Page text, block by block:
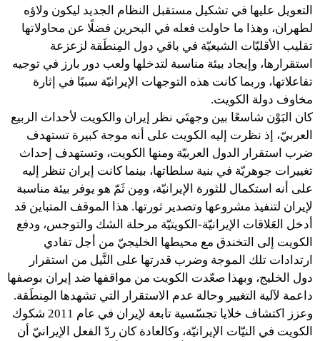
التعويل عليها في تشكيل مستقبل النظام الجديد ليكون ولاؤه
لطهران، وهذا ما حاولت فعله في البحرين فضلًا عن محاولاتها
تقليب الأقليّات الشيعيّة في باقي دول المِنطَقة لزعزعة
استقرارها، وإيجاد بيئة مناسبة لتدخلها ولعب دور بارز في توجيه
تفاعلاتها، وربما كانت هذه التوجهات الإيرانيّة سببًا في إثارة
مخاوف دولة الكويت.
كان البَوْن شاسعًا بين وجهتَي نظر إيران والكويت لأحداث الربيع
العربيّ، إذ نظرت إليه الكويت على أنه موجة كبيرة تستهدف
ضرب استقرار الدول العربيّة ومنها الكويت، وتستهدف إحداث
تغييرات جوهريّة في بنية سلطاتها، بينما كانت إيران تنظر إليه
على أنه استكمال للثورة الإيرانيّة، ومِن ثَمّ هو يوفر بيئة مناسبة
لإيران لتنفيذ مشروعها وتصدير ثورتها. هذا الموقف المتباين قد
أدخل العَلاقات الإيرانيّة-الكويتيّة مرحلة الشك والتوجس، ودفع
الكويت إلى التخندق مع محيطها الخليجيّ من أجل تفادي
ارتدادات تلك الموجة وضرب قدرتها على النَّيل من استقرار
دول الخليج، وبهذا صعّدت الكويت من مواقفها ضد إيران بوصفها
داعمة لآلية التغيير وحالة عدم الاستقرار التي تشهدها المِنطَقة.
وعزز اكتشاف خلايا تجسّسية تابعة لإيران في عام 2011 شكوك
الكويت في النيّات الإيرانيّة، وكالعادة كان ردّ الفعل الإيرانيّ أن